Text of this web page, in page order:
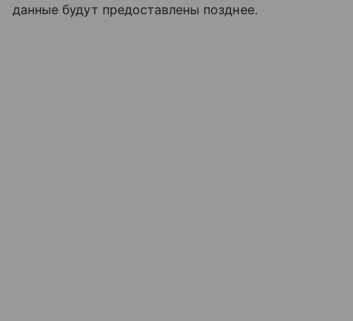
данные будут предоставлены позднее.